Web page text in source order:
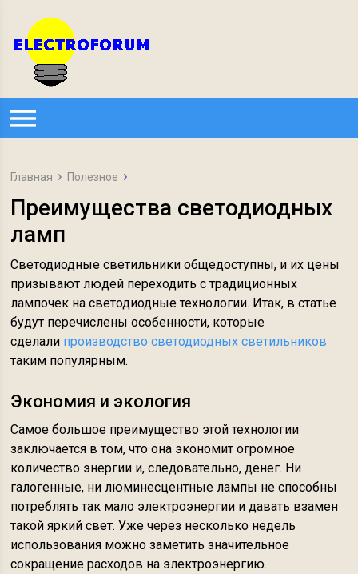
Главная Полезное
Преимущества светодиодных
ламп
Светодиодные светильники общедоступны, и их цены
призывают людей переходить с традиционных
лампочек на светодиодные технологии. Итак, в статье
будут перечислены особенности, которые
сделали производство светодиодных светильников
таким популярным.
Экономия и экология
Самое большое преимущество этой технологии
заключается в том, что она экономит огромное
количество энергии и, следовательно, денег. Ни
галогенные, ни люминесцентные лампы не способны
потреблять так мало электроэнергии и давать взамен
такой яркий свет. Уже через несколько недель
использования можно заметить значительное
сокращение расходов на электроэнергию.